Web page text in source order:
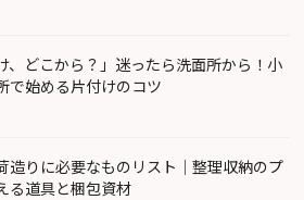
、どこから？」迷ったら洗面所から！小
で始める片付けのコツ
造りに必要なものリスト｜整理収納のプ
る道具と梱包資材